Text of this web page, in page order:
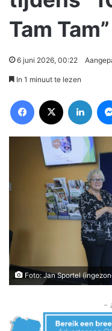
Tam Tam”
6 juni 2026, 00:22
In 1 minuut te lezen
Foto: Jan Sportel
-